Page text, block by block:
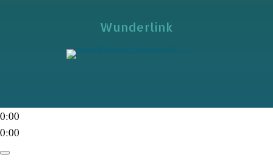
Wunderlink
0:00
0:00